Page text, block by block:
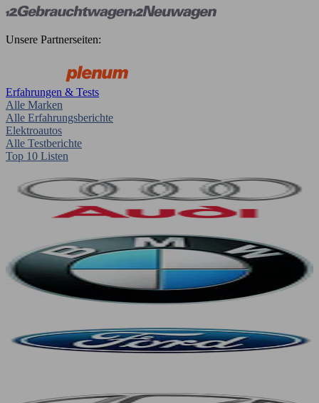
Unsere Partnerseiten:
Erfahrungen & Tests
Alle Marken
Alle Erfahrungsberichte
Elektroautos
Alle Testberichte
Top 10 Listen